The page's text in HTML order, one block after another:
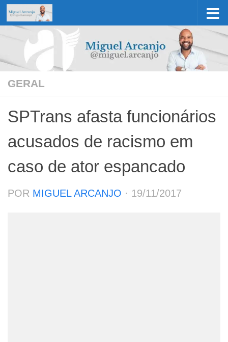
Skip to content
GERAL
SPTrans afasta funcionários
acusados de racismo em
caso de ator espancado
POR MIGUEL ARCANJO · 19/11/2017